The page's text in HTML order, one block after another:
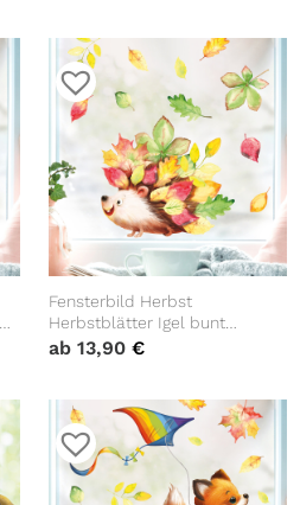
Kinderzimmer Baby Kind
Fensterbild Herbst
Herbstblätter Igel bunt
wiederverwendbare
ab 13,90 €